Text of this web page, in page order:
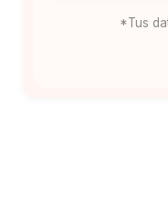
*Tus